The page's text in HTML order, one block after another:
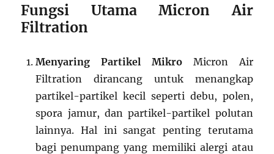
Fungsi Utama Micron Air
Filtration
Menyaring Partikel Mikro Micron Air
Filtration dirancang untuk menangkap
partikel-partikel kecil seperti debu, polen,
spora jamur, dan partikel-partikel polutan
lainnya. Hal ini sangat penting terutama
bagi penumpang yang memiliki alergi atau